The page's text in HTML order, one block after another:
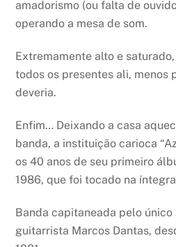
amadorismo (ou falta de
operando a mesa de som.
Extremamente alto e
todos os presentes ali, menos
deveria.
Enfim… Deixando a casa
banda, a instituição carioca
os 40 anos de seu primeiro
1986, que foi tocado na
Banda capitaneada pelo
guitarrista Marcos Dantas,